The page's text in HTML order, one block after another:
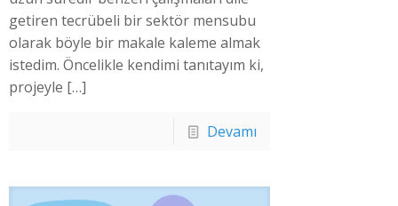
getiren tecrübeli bir sektör mensubu
olarak böyle bir makale kaleme almak
istedim. Öncelikle kendimi tanıtayım ki,
projeyle […]
Devamı